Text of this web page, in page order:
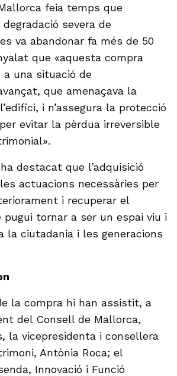
feia temps que
severa de
va abandonar fa més de 50
que «aquesta compra
una situació de
que amenaçava la
i n’assegura la protecció
evitar la pèrdua irreversible
destacat que l’adquisició
actuacions necessàries per
i recuperar el
pugui tornar a ser un espai viu i
la ciutadania i les generacions
la compra hi han assistit, a
del Consell de Mallorca,
la vicepresidenta i consellera
Antònia Roca; el
Innovació i Funció